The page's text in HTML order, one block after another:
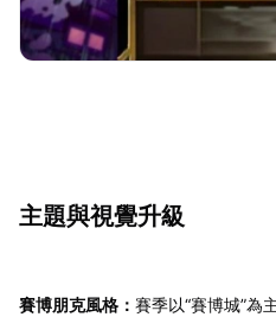
主題與視覺升級
賽博朋克風格： 賽季以“賽博城”為